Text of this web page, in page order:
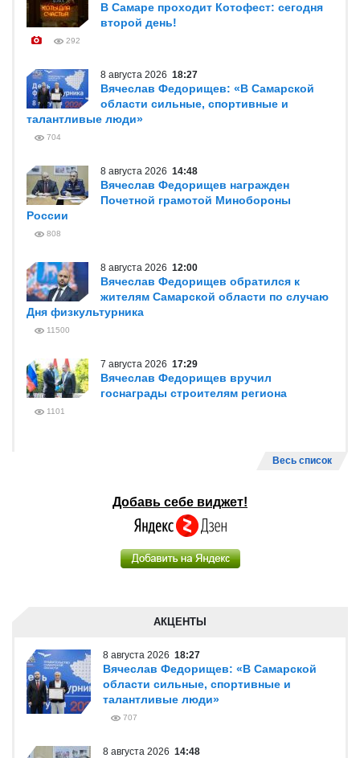
В Самаре проходит Котофест: сегодня
второй день!
292
8 августа 2026 18:27
Вячеслав Федорищев: «В Самарской
области сильные, спортивные и
талантливые люди»
704
8 августа 2026 14:48
Вячеслав Федорищев награжден
Почетной грамотой Минобороны
России
808
8 августа 2026 12:00
Вячеслав Федорищев обратился к
жителям Самарской области по случаю
Дня физкультурника
11500
7 августа 2026 17:29
Вячеслав Федорищев вручил
госнаграды строителям региона
1101
Весь список
Добавь себе виджет!
АКЦЕНТЫ
8 августа 2026 18:27
Вячеслав Федорищев: «В Самарской
области сильные, спортивные и
талантливые люди»
707
8 августа 2026 14:48